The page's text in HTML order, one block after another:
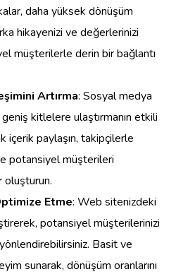
daha yüksek dönüşüm
hikayenizi ve değerlerinizi
müşterilerle derin bir bağlantı
Artırma: Sosyal medya
geniş kitlelere ulaştırmanın etkili
içerik paylaşın, takipçilerle
potansiyel müşterileri
oluşturun.
Etme: Web sitenizdeki
potansiyel müşterilerinizi
Basit ve
sunarak, dönüşüm oranlarını